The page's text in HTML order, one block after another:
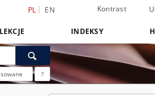
PL EN Kontrast
INDEKSY
?